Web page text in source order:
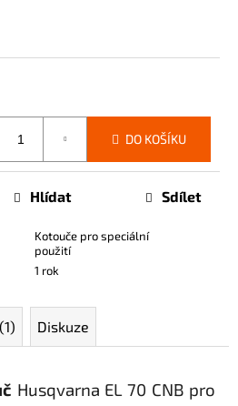
DO KOŠÍKU
Kotouče pro speciální
použití
1 rok
Hlídat Sdílet
Diskuze
Husqvarna EL 70 CNB pro